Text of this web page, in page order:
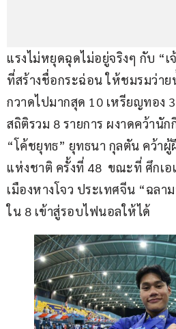
แรงไม่หยุดฉุดไม่อยู่จริงๆ กับ “
ที่สร้างชื่อกระฉ่อน ให้ชมรมว่าย
กวาดไปมากสุด 10 เหรียญทอง
สถิติรวม 8 รายการ ผงาดคว้านั
“โค้ชยุทธ” ยุทธนา กุลตัน คว้า
แห่งชาติ ครั้งที่ 48  ขณะที่ ศึกเอ
เมืองหางโจว ประเทศจีน “ฉล
ใน 8 เข้าสู่รอบไฟนอลให้ได้